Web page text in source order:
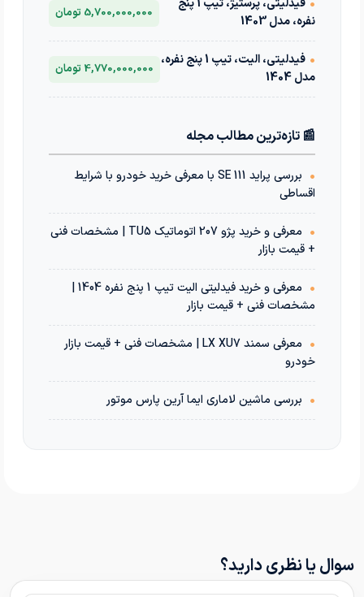
•
فیدلیتی، پرستیژ، تیپ 1 پنج
نفره، مدل 1403
5,700,000,000 تومان
•
فیدلیتی، الیت، تیپ 1 پنج نفره،
مدل 1404
4,770,000,000 تومان
📰 تازه‌ترین مطالب مجله
•
بررسی پراید 111 SE با معرفی خرید خودرو با شرایط
اقساطی
•
معرفی و خرید پژو 207 اتوماتیک TU5 | مشخصات فنی
+ قیمت بازار
•
معرفی و خرید فیدلیتی الیت تیپ 1 پنج نفره 1404 |
مشخصات فنی + قیمت بازار
•
معرفی سمند LX XU7 | مشخصات فنی + قیمت بازار
خودرو
• بررسی ماشین لاماری ایما آرین پارس موتور
سوال یا نظری دارید؟